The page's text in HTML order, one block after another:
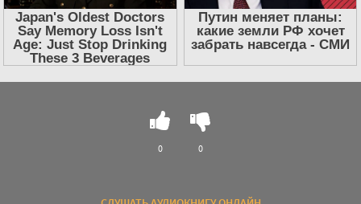
0 0